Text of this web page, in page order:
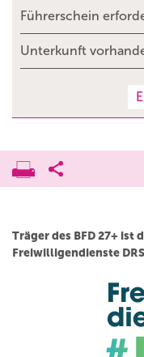
Führerschein
Unterkunft
Träger des BFD 27+ ist
Freiwilligendienste